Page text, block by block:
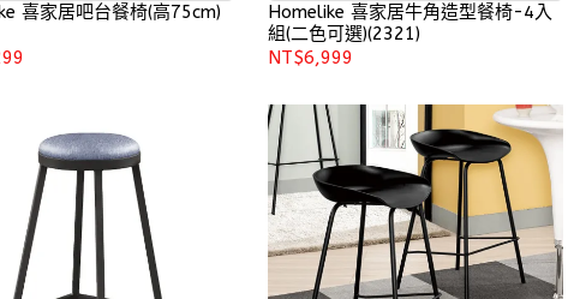
喜家居吧台餐椅(高75cm)
Homelike 喜家居牛角造型餐椅-4入
組(二色可選)(2321)
NT$6,999